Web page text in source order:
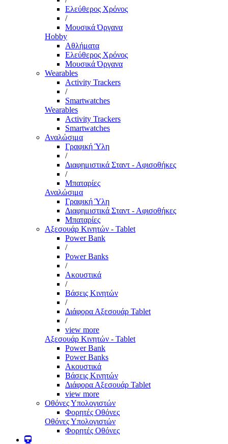
Ελεύθερος Χρόνος
/
Μουσικά Όργανα
Hobby
Αθλήματα
Ελεύθερος Χρόνος
Μουσικά Όργανα
Wearables
Activity Trackers
/
Smartwatches
Wearables
Activity Trackers
Smartwatches
Αναλώσιμα
Γραφική Ύλη
/
Διαφημιστικά Σταντ - Αφισοθήκες
/
Μπαταρίες
Αναλώσιμα
Γραφική Ύλη
Διαφημιστικά Σταντ - Αφισοθήκες
Μπαταρίες
Αξεσουάρ Κινητών - Tablet
Power Bank
/
Power Banks
/
Ακουστικά
/
Βάσεις Κινητών
/
Διάφορα Αξεσουάρ Tablet
/
view more
Αξεσουάρ Κινητών - Tablet
Power Bank
Power Banks
Ακουστικά
Βάσεις Κινητών
Διάφορα Αξεσουάρ Tablet
view more
Οθόνες Υπολογιστών
Φορητές Οθόνες
Οθόνες Υπολογιστών
Φορητές Οθόνες